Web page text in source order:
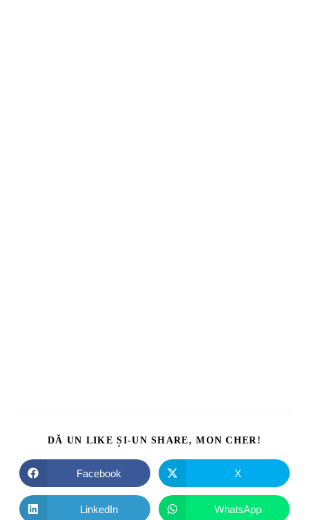
DĂ UN LIKE ȘI-UN SHARE, MON CHER!
Facebook X
LinkedIn WhatsApp